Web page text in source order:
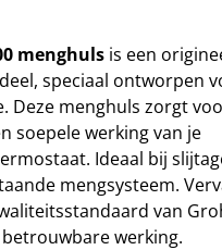
menghuls is een
speciaal ontworpen
Deze menghuls zorgt
soepele werking van je
Ideaal bij
mengsysteem.
van
werking.